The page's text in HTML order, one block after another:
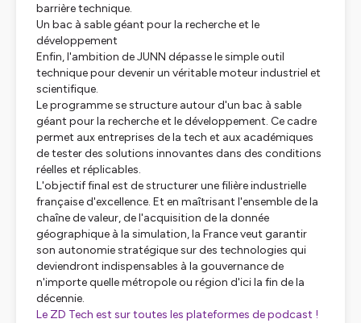
barrière technique.
Un bac à sable géant pour la recherche et le
développement
Enfin, l'ambition de JUNN dépasse le simple outil
technique pour devenir un véritable moteur industriel et
scientifique.
Le programme se structure autour d'un bac à sable
géant pour la recherche et le développement. Ce cadre
permet aux entreprises de la tech et aux académiques
de tester des solutions innovantes dans des conditions
réelles et réplicables.
L'objectif final est de structurer une filière industrielle
française d'excellence. Et en maîtrisant l'ensemble de la
chaîne de valeur, de l'acquisition de la donnée
géographique à la simulation, la France veut garantir
son autonomie stratégique sur des technologies qui
deviendront indispensables à la gouvernance de
n'importe quelle métropole ou région d'ici la fin de la
décennie.
Le ZD Tech est sur toutes les plateformes de podcast !